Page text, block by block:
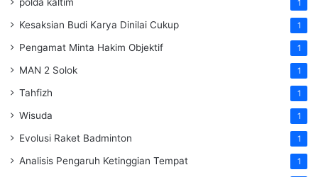
1
Kesaksian Budi Karya Dinilai Cukup 1
Pengamat Minta Hakim Objektif 1
MAN 2 Solok 1
Tahfizh 1
Wisuda 1
Evolusi Raket Badminton 1
Analisis Pengaruh Ketinggian Tempat 1